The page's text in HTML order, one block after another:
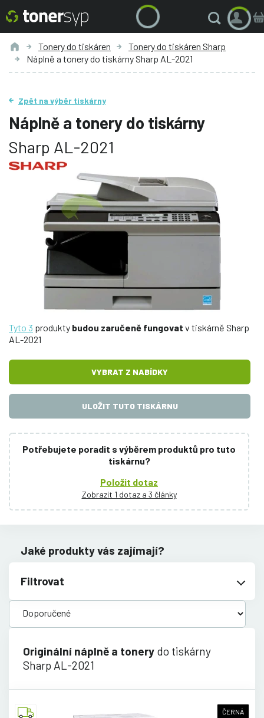
Tonery do tiskáren
Tonery do tiskáren Sharp
Náplně a tonery do tiskárny Sharp AL-2021
Zpět na výběr tiskárny
Náplně a tonery do tiskárny
Sharp AL-2021
Tyto 3 produkty budou zaručeně fungovat v tiskárně Sharp
AL-2021
VYBRAT Z NABÍDKY
ULOŽIT TUTO TISKÁRNU
Potřebujete poradit s výběrem produktů pro tuto
tiskárnu?
Položit dotaz
Zobrazit 1 dotaz a 3 články
Jaké produkty vás zajímají?
Filtrovat
Originální náplně a tonery do tiskárny
Sharp AL-2021
ČERNÁ